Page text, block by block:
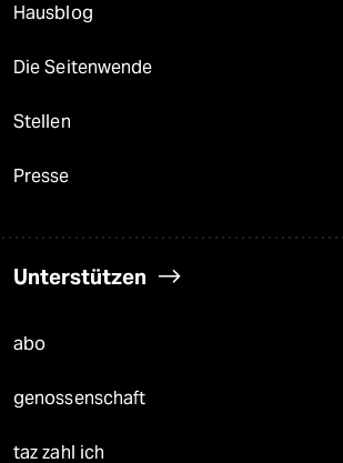
Hausblog
Die Seitenwende
Stellen
Presse
Unterstützen
abo
genossenschaft
taz zahl ich